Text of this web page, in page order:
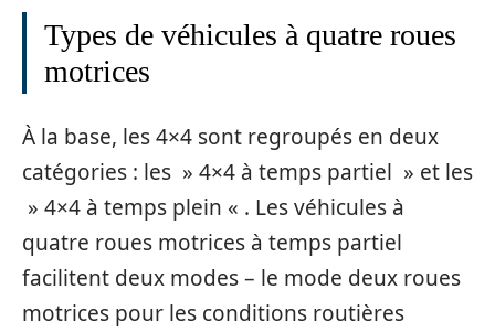
Types de véhicules à quatre roues
motrices
À la base, les 4×4 sont regroupés en deux
catégories : les » 4×4 à temps partiel » et les
» 4×4 à temps plein « . Les véhicules à
quatre roues motrices à temps partiel
facilitent deux modes – le mode deux roues
motrices pour les conditions routières